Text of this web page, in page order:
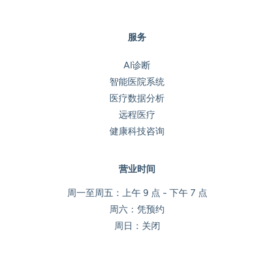
服务
AI诊断
智能医院系统
医疗数据分析
远程医疗
健康科技咨询
营业时间
周一至周五：上午 9 点 - 下午 7 点
周六：凭预约
周日：关闭